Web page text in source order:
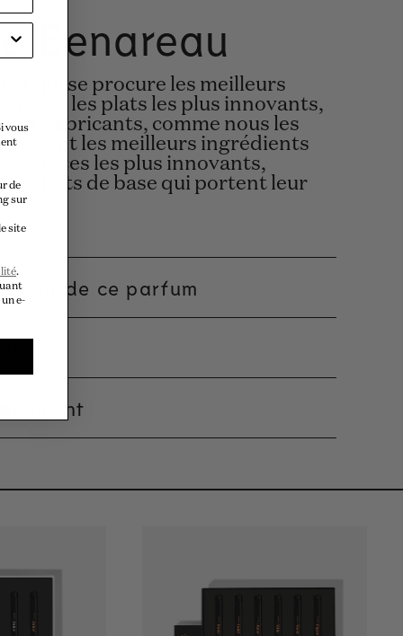
Benareau
qui se procure les meilleurs
créer les plats les plus innovants,
ou fabricants, comme nous les
les meilleurs ingrédients
les plus innovants,
de base qui portent leur
de ce parfum
vous
de
sur
site
.
e-